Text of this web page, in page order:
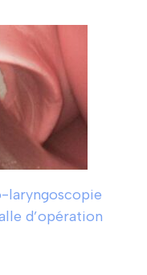
laryngoscopie
d’opération